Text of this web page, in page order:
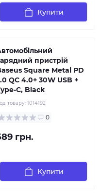
Купити
пристрій
Square Metal PD
QC 4.0+ 30W USB +
C, Black
товару: 1014192
0
грн.
Купити